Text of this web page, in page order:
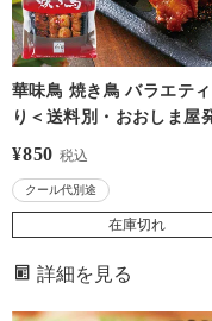
華味鳥 焼き鳥 バラエテ
り＜送料別・おおしま屋
冷凍便・クール代別＞ 博
まみ 冷凍食品 冷食 食品
¥850 税込
クール代別途
在庫切れ
詳細を見る